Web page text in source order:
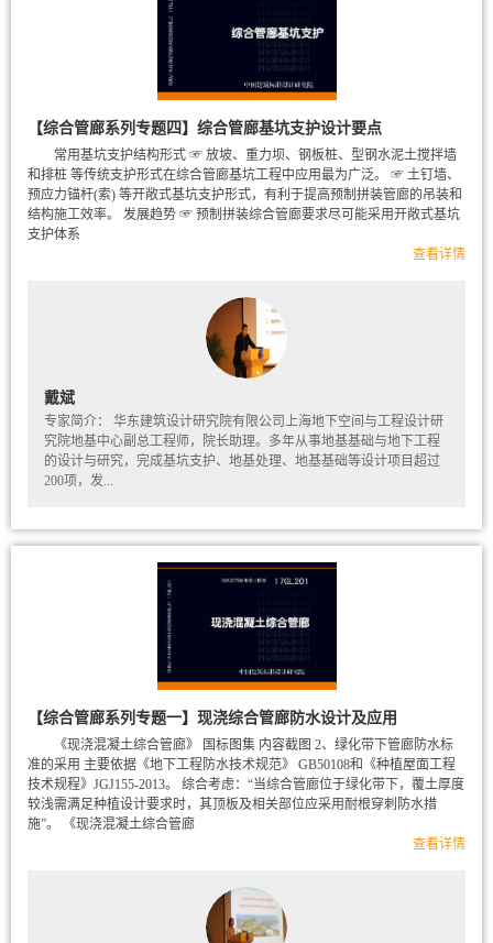
【综合管廊系列专题四】综合管廊基坑支护设计要点
常用基坑支护结构形式 ☞ 放坡、重力坝、钢板桩、型钢水泥土搅拌墙
和排桩 等传统支护形式在综合管廊基坑工程中应用最为广泛。 ☞ 土钉墙、
预应力锚杆(索) 等开敞式基坑支护形式，有利于提高预制拼装管廊的吊装和
结构施工效率。 发展趋势 ☞ 预制拼装综合管廊要求尽可能采用开敞式基坑
支护体系
查看详情
戴斌
专家简介： 华东建筑设计研究院有限公司上海地下空间与工程设计研
究院地基中心副总工程师，院长助理。多年从事地基基础与地下工程
的设计与研究，完成基坑支护、地基处理、地基基础等设计项目超过
200项，发...
【综合管廊系列专题一】现浇综合管廊防水设计及应用
《现浇混凝土综合管廊》 国标图集 内容截图 2、绿化带下管廊防水标
准的采用 主要依据《地下工程防水技术规范》 GB50108和《种植屋面工程
技术规程》JGJ155-2013。 综合考虑：“当综合管廊位于绿化带下，覆土厚度
较浅需满足种植设计要求时，其顶板及相关部位应采用耐根穿刺防水措
施”。 《现浇混凝土综合管廊
查看详情